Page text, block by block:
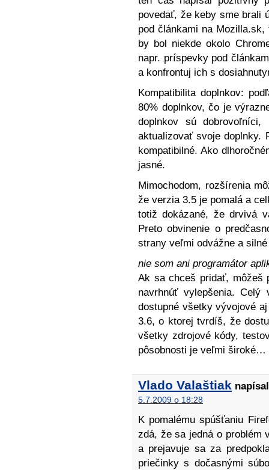
povedať, že keby sme brali
pod článkami na
by bol niekde okolo
napr. príspevky pod
a konfrontuj ich s
Kompatibilita doplnkov:
80% doplnkov, čo je
doplnkov sú
aktualizovať svoje doplnky.
kompatibilné. Ako
jasné.
Mimochodom, rozšírenia
že verzia 3.5 je pomalá a
totiž dokázané, že drvivá
Preto obvinenie o
strany veľmi odvážne a
nie som ani programátor
Ak sa chceš pridať, môžeš
navrhnúť vylepšenia.
dostupné všetky vývojové
3.6, o ktorej tvrdíš, že
všetky zdrojové kódy,
pôsobnosti je veľmi široké…
Vlado Valaštiak
5.7.2009 o 18:28
K pomalému spúšťaniu
zdá, že sa jedná o problém
a prejavuje sa za
priečinky s dočasnými